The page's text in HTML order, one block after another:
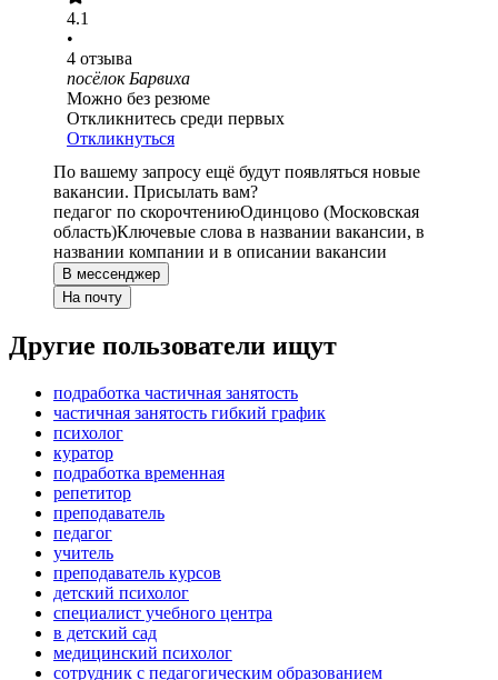
4.1
•
4 отзыва
посёлок Барвиха
Можно без резюме
Откликнитесь среди первых
Откликнуться
По вашему запросу ещё будут появляться новые
вакансии. Присылать вам?
педагог по скорочтениюОдинцово (Московская
область)Ключевые слова в названии вакансии, в
названии компании и в описании вакансии
В мессенджер
На почту
Другие пользователи ищут
подработка частичная занятость
частичная занятость гибкий график
психолог
куратор
подработка временная
репетитор
преподаватель
педагог
учитель
преподаватель курсов
детский психолог
специалист учебного центра
в детский сад
медицинский психолог
сотрудник с педагогическим образованием